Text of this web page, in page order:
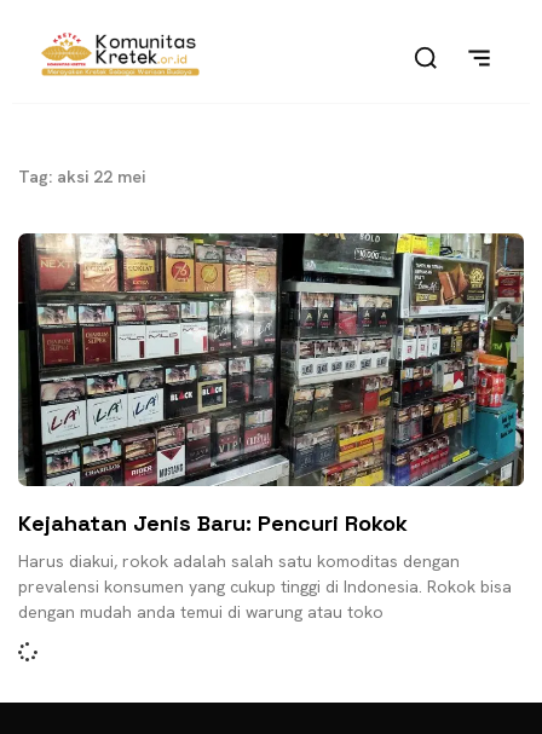
Tag: aksi 22 mei
Kejahatan Jenis Baru: Pencuri Rokok
Harus diakui, rokok adalah salah satu komoditas dengan
prevalensi konsumen yang cukup tinggi di Indonesia. Rokok bisa
dengan mudah anda temui di warung atau toko